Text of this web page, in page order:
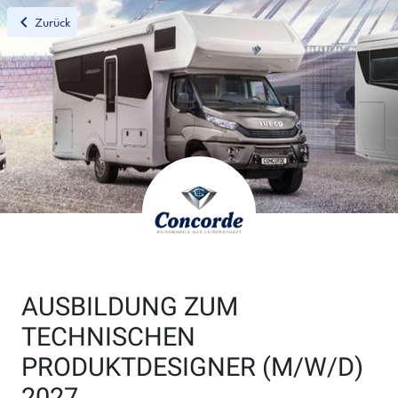
chevron_leftZurück
AUSBILDUNG ZUM
TECHNISCHEN
PRODUKTDESIGNER (M/W/D)